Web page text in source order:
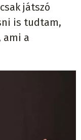
játszó
is tudtam,
ami a